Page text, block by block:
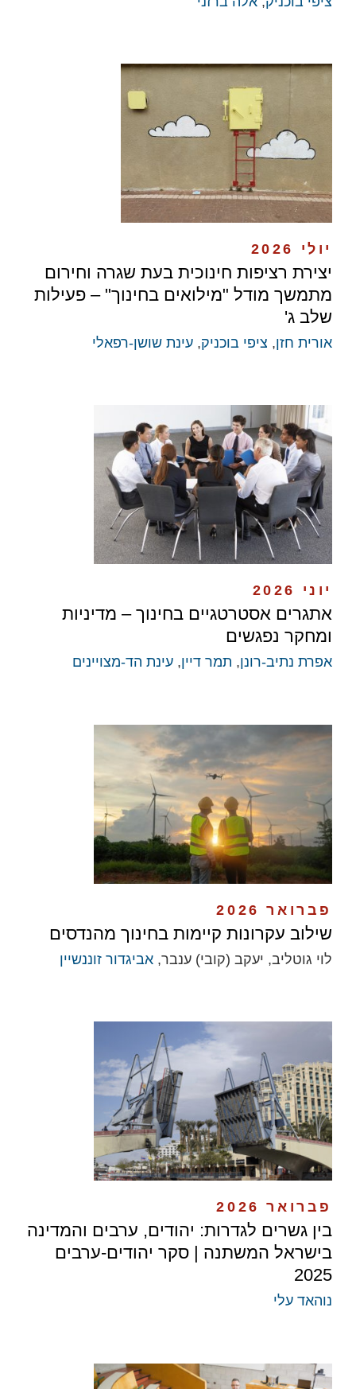
יולי 2026
יצירת רציפות חינוכית בעת שגרה וחירום
מתמשך מודל "מילואים בחינוך" – פעילות
שלב ג'
אורית חזן, ציפי בוכניק, עינת שושן-רפאלי
יוני 2026
​אתגרים אסטרטגיים בחינוך – מדיניות
ומחקר נפגשים
אפרת נתיב-רונן, תמר דיין, עינת הד-מצויינים
פברואר 2026
שילוב עקרונות קיימות בחינוך מהנדסים
לוי גוטליב, יעקב (קובי) ענבר, אביגדור זוננשיין
פברואר 2026
בין גשרים לגדרות: יהודים, ערבים והמדינה
בישראל המשתנה | סקר יהודים-ערבים
2025
נוהאד עלי